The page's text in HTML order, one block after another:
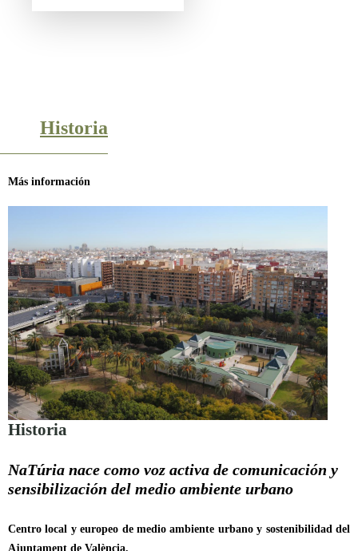
Historia
Más información
Historia
NaTúria nace como voz activa de comunicación y
sensibilización del medio ambiente urbano
Centro local y europeo de medio ambiente urbano y sostenibilidad del
Ajuntament de València.